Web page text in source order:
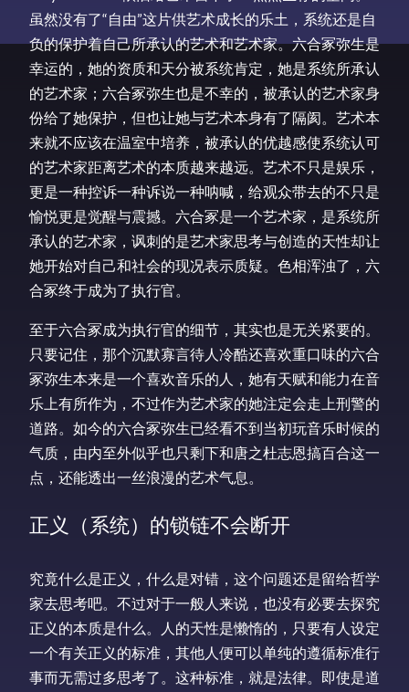
虽然没有了“自由”这片供艺术成长的乐土，系统还是自
负的保护着自己所承认的艺术和艺术家。六合冢弥生是
幸运的，她的资质和天分被系统肯定，她是系统所承认
的艺术家；六合冢弥生也是不幸的，被承认的艺术家身
份给了她保护，但也让她与艺术本身有了隔阂。艺术本
来就不应该在温室中培养，被承认的优越感使系统认可
的艺术家距离艺术的本质越来越远。艺术不只是娱乐，
更是一种控诉一种诉说一种呐喊，给观众带去的不只是
愉悦更是觉醒与震撼。六合冢是一个艺术家，是系统所
承认的艺术家，讽刺的是艺术家思考与创造的天性却让
她开始对自己和社会的现况表示质疑。色相浑浊了，六
合冢终于成为了执行官。
至于六合冢成为执行官的细节，其实也是无关紧要的。
只要记住，那个沉默寡言待人冷酷还喜欢重口味的六合
冢弥生本来是一个喜欢音乐的人，她有天赋和能力在音
乐上有所作为，不过作为艺术家的她注定会走上刑警的
道路。如今的六合冢弥生已经看不到当初玩音乐时候的
气质，由内至外似乎也只剩下和唐之杜志恩搞百合这一
点，还能透出一丝浪漫的艺术气息。
正义（系统）的锁链不会断开
究竟什么是正义，什么是对错，这个问题还是留给哲学
家去思考吧。不过对于一般人来说，也没有必要去探究
正义的本质是什么。人的天性是懒惰的，只要有人设定
一个有关正义的标准，其他人便可以单纯的遵循标准行
事而无需过多思考了。这种标准，就是法律。即使是道